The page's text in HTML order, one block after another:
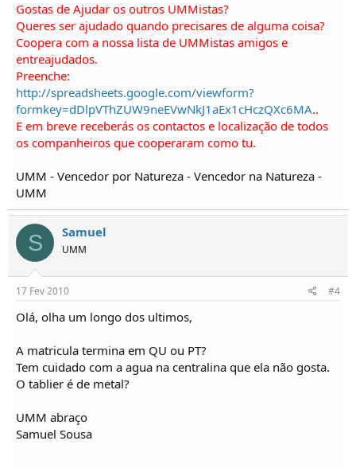
Gostas de Ajudar os outros UMMistas?
Queres ser ajudado quando precisares de alguma coisa?
Coopera com a nossa lista de UMMistas amigos e
entreajudados.
Preenche:
http://spreadsheets.google.com/viewform?
formkey=dDlpVThZUW9neEVwNkJ1aEx1cHczQXc6MA..
E em breve receberás os contactos e localização de todos
os companheiros que cooperaram como tu.
UMM - Vencedor por Natureza - Vencedor na Natureza -
UMM
S Samuel
UMM
17 Fev 2010 #4
Olá, olha um longo dos ultimos,
A matricula termina em QU ou PT?
Tem cuidado com a agua na centralina que ela não gosta.
O tablier é de metal?
UMM abraço
Samuel Sousa